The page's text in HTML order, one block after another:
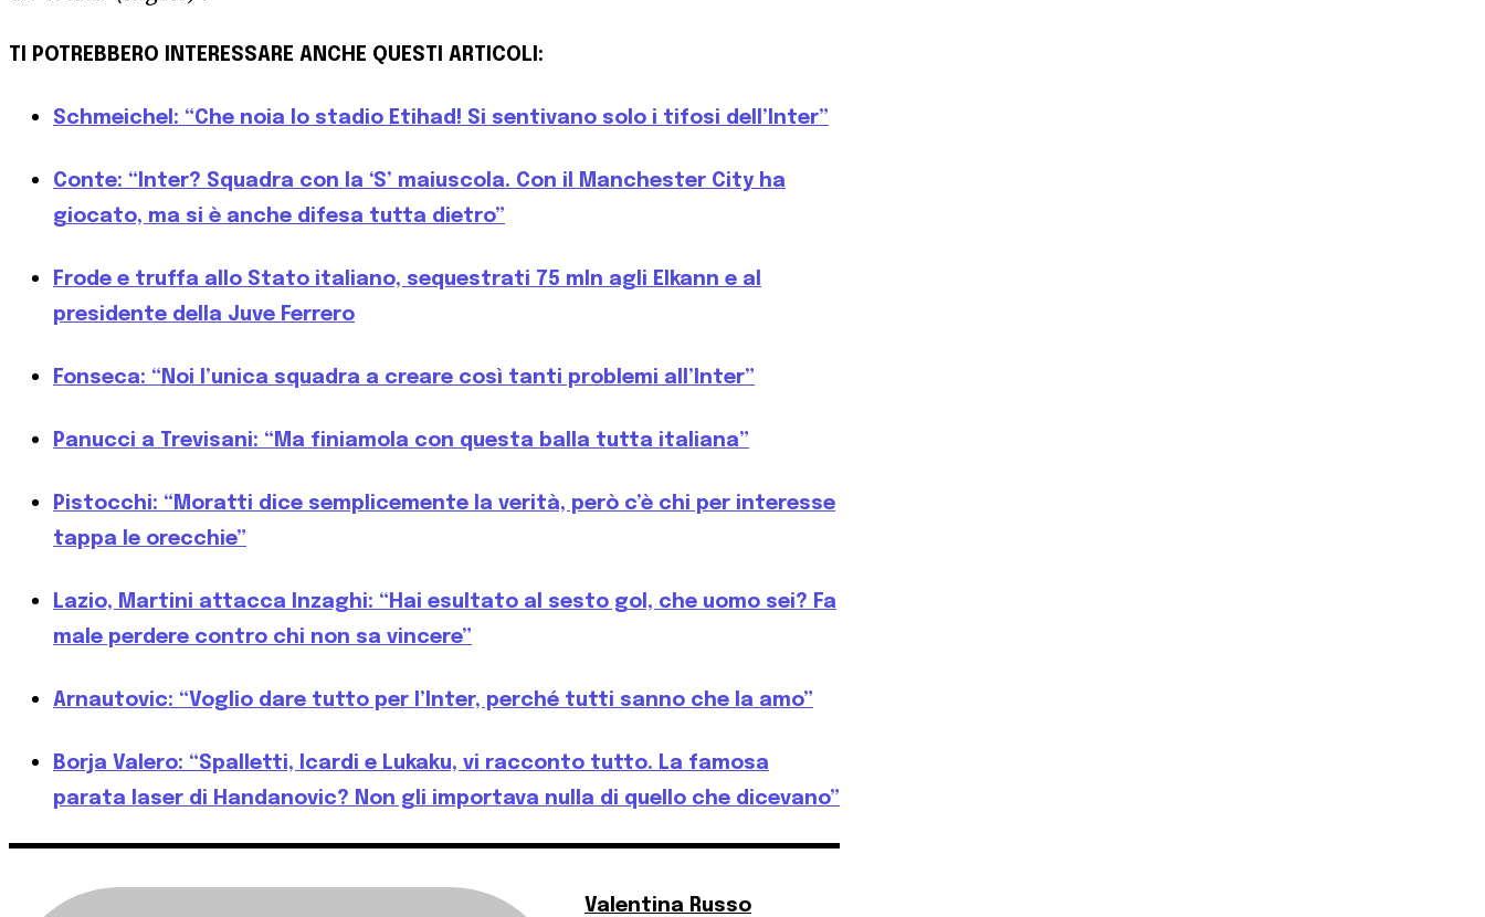
TI POTREBBERO INTERESSARE ANCHE QUESTI ARTICOLI:
Schmeichel: “Che noia lo stadio Etihad! Si sentivano solo i tifosi dell’Inter”
Conte: “Inter? Squadra con la ‘S’ maiuscola. Con il Manchester City ha
giocato, ma si è anche difesa tutta dietro”
Frode e truffa allo Stato italiano, sequestrati 75 mln agli Elkann e al
presidente della Juve Ferrero
Fonseca: “Noi l’unica squadra a creare così tanti problemi all’Inter”
Panucci a Trevisani: “Ma finiamola con questa balla tutta italiana”
Pistocchi: “Moratti dice semplicemente la verità, però c’è chi per interesse
tappa le orecchie”
Lazio, Martini attacca Inzaghi: “Hai esultato al sesto gol, che uomo sei? Fa
male perdere contro chi non sa vincere”
Arnautovic: “Voglio dare tutto per l’Inter, perché tutti sanno che la amo”
Borja Valero: “Spalletti, Icardi e Lukaku, vi racconto tutto. La famosa
parata laser di Handanovic? Non gli importava nulla di quello che dicevano”
Valentina Russo